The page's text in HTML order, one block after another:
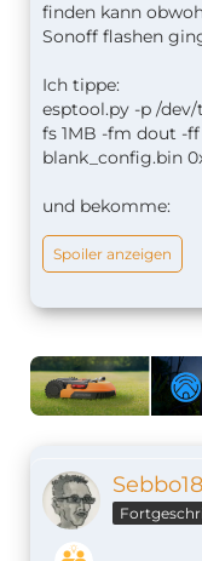
finden kann
Sonoff flashen
Ich tippe:
esptool.py -p /dev/
fs 1MB -fm dout -
blank_config.bin
und bekomme:
Spoiler anzeigen